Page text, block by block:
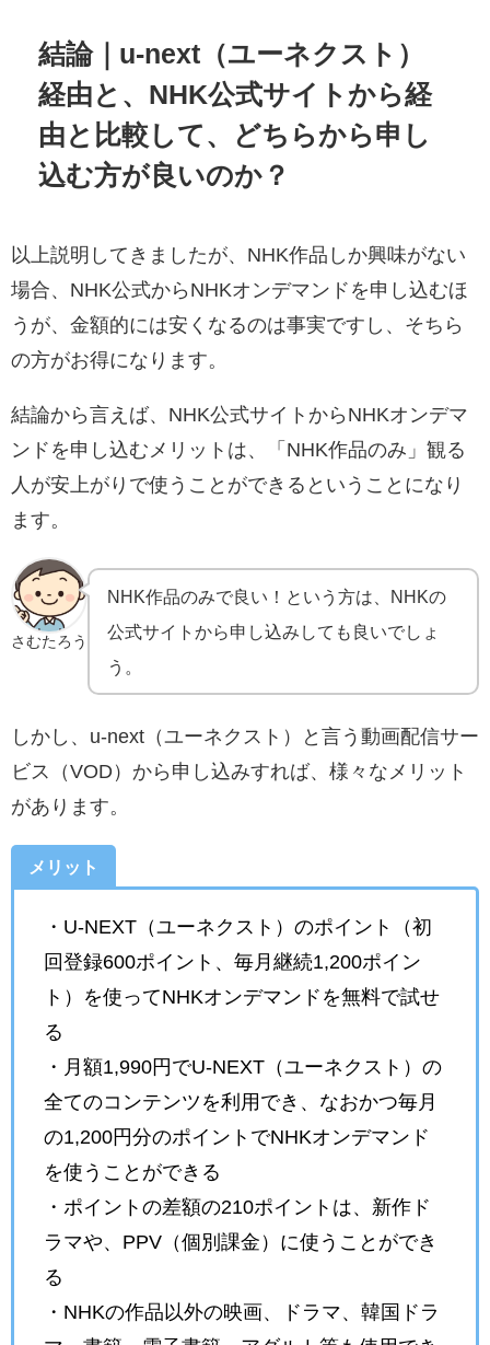
結論｜u-next（ユーネクスト）
経由と、NHK公式サイトから経
由と比較して、どちらから申し
込む方が良いのか？
以上説明してきましたが、NHK作品しか興味がない
場合、NHK公式からNHKオンデマンドを申し込むほ
うが、金額的には安くなるのは事実ですし、そちら
の方がお得になります。
結論から言えば、NHK公式サイトからNHKオンデマ
ンドを申し込むメリットは、「NHK作品のみ」観る
人が安上がりで使うことができるということになり
ます。
さむたろう
NHK作品のみで良い！という方は、NHKの
公式サイトから申し込みしても良いでしょ
う。
しかし、u-next（ユーネクスト）と言う動画配信サー
ビス（VOD）から申し込みすれば、様々なメリット
があります。
メリット
・U-NEXT（ユーネクスト）のポイント（初
回登録600ポイント、毎月継続1,200ポイン
ト）を使ってNHKオンデマンドを無料で試せ
る
・月額1,990円でU-NEXT（ユーネクスト）の
全てのコンテンツを利用でき、なおかつ毎月
の1,200円分のポイントでNHKオンデマンド
を使うことができる
・ポイントの差額の210ポイントは、新作ド
ラマや、PPV（個別課金）に使うことができ
る
・NHKの作品以外の映画、ドラマ、韓国ドラ